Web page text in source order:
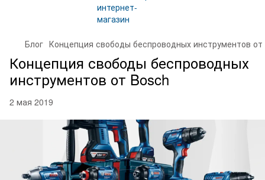
Блог Концепция свободы беспроводных инструментов от
Концепция свободы беспроводных
инструментов от Bosch
2 мая 2019